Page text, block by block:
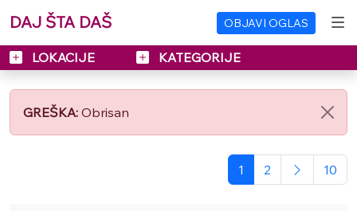
DAJ ŠTA DAŠ OBJAVI OGLAS
LOKACIJE KATEGORIJE
GREŠKA: Obrisan
1 2 10